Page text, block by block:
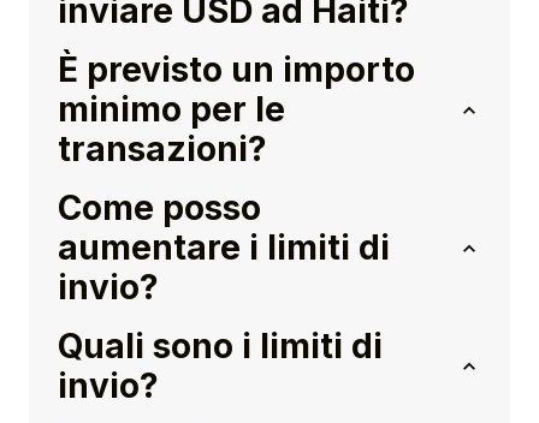
inviare USD ad Haiti?
È previsto un importo
minimo per le
transazioni?
Come posso
aumentare i limiti di
invio?
Quali sono i limiti di
invio?